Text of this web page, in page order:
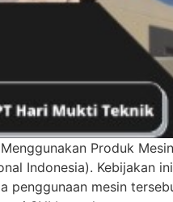
Produk
Indonesia). Kebijakan
penggunaan mesin